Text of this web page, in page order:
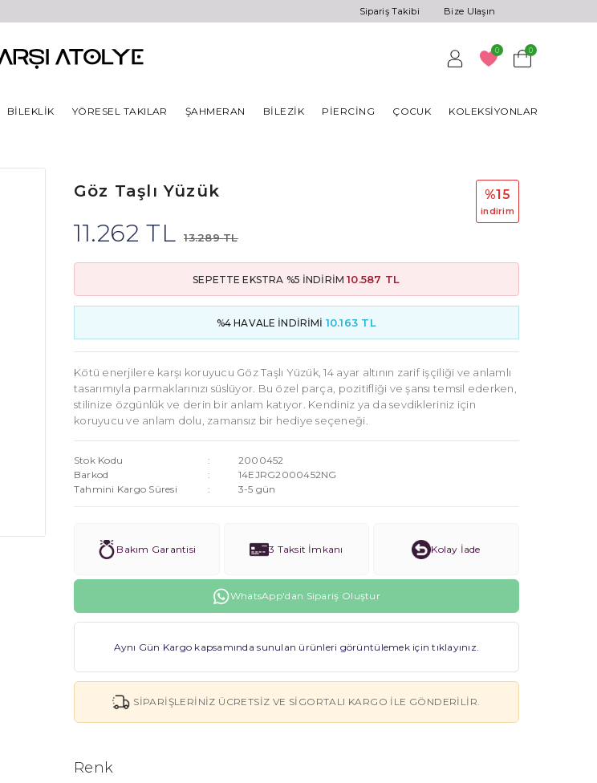
Sipariş Takibi Bize Ulaşın
0 0
BILEKLIK YÖRESEL TAKILAR ŞAHMERAN BILEZIK PIERCING ÇOCUK KOLEKSIYONLAR
Göz Taşlı Yüzük
11.262 TL 13.289 TL
%15
i̇ndi̇ri̇m
SEPETTE EKSTRA %5 İNDİRİM10.587 TL
%4 HAVALE İNDİRİMİ 10.163 TL
Kötü enerjilere karşı koruyucu Göz Taşlı Yüzük, 14 ayar altının zarif işçiliği ve anlamlı
tasarımıyla parmaklarınızı süslüyor. Bu özel parça, pozitifliği ve şansı temsil ederken,
stilinize özgünlük ve derin bir anlam katıyor. Kendiniz ya da sevdikleriniz için
koruyucu ve anlam dolu, zamansız bir hediye seçeneği.
Stok Kodu
2000452
Barkod
14EJRG2000452NG
Tahmini Kargo Süresi
3-5 gün
Bakım Garantisi 3 Taksit İmkanı Kolay İade
WhatsApp'dan Sipariş Oluştur
Aynı Gün Kargo kapsamında sunulan ürünleri görüntülemek için tıklayınız.
SIPARIŞLERINIZ ÜCRETSIZ VE SIGORTALI KARGO ILE GÖNDERILIR.
Renk